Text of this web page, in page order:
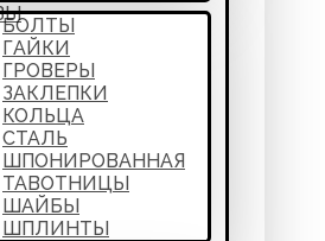
БОЛТЫ
ГАЙКИ
ГРОВЕРЫ
ЗАКЛЕПКИ
КОЛЬЦА
СТАЛЬ
ШПОНИРОВАННАЯ
ТАВОТНИЦЫ
ШАЙБЫ
ШПЛИНТЫ